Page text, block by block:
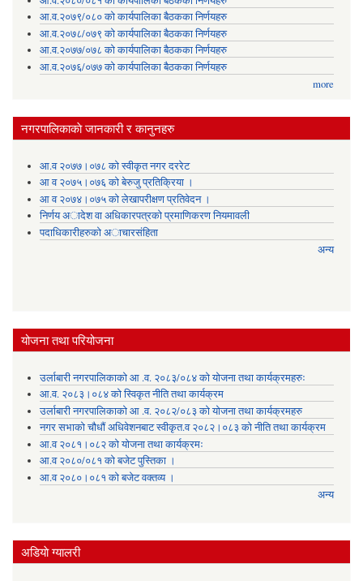
आ.व.२०७९/०८० को कार्यपालिका बैठकका निर्णयहरु
आ.व.२०७८/०७९ को कार्यपालिका बैठकका निर्णयहरु
आ.व.२०७७/०७८ को कार्यपालिका बैठकका निर्णयहरु
आ.व.२०७६/०७७ को कार्यपालिका बैठकका निर्णयहरु
more
नगरपालिकाकाे जानकारी र कानुनहरु
आ.व २०७७।०७८ को स्वीकृत नगर दररेट
आ व २०७५।०७६ को बेरुजु प्रतिक्रिया ।
आ व २०७४।०७५ काे लेखापरीक्षण प्रतिवेदन ।
निर्णय अादेश वा अधिकारपत्रकाे प्रमाणिकरण नियमावली
पदाधिकारीहरुको अाचारसंहिता
अन्य
योजना तथा परियोजना
उर्लाबारी नगरपालिकाको आ .व. २०८३/०८४ को योजना तथा कार्यक्रमहरुः
आ.व. २०८३।०८४ को स्विकृत नीति तथा कार्यक्रम
उर्लाबारी नगरपालिकाको आ .व. २०८२/०८३ को योजना तथा कार्यक्रमहरु
नगर सभाको चौधौं अधिवेशनबाट स्वीकृत.व २०८२।०८३ को नीति तथा कार्यक्रम
आ.व २०८१।०८२ को योजना तथा कार्यक्रमः
आ.व २०८०/०८१ को बजेट पुस्तिका ।
आ.व २०८०।०८१ को बजेट वक्तव्य ।
अन्य
अडियाे ग्यालरी